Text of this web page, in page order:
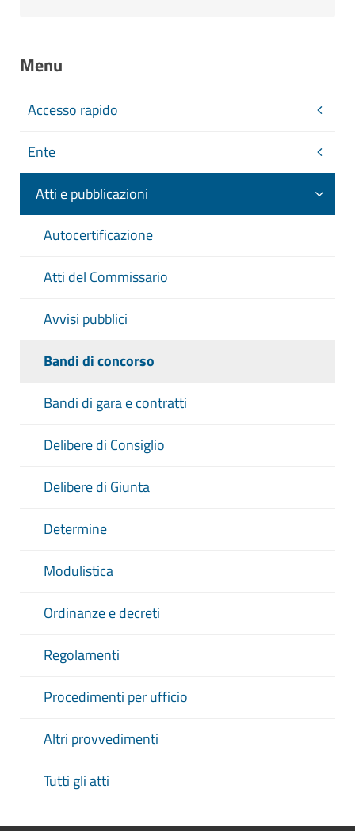
Menu
Accesso rapido
Ente
Atti e pubblicazioni
Autocertificazione
Atti del Commissario
Avvisi pubblici
Bandi di concorso
Bandi di gara e contratti
Delibere di Consiglio
Delibere di Giunta
Determine
Modulistica
Ordinanze e decreti
Regolamenti
Procedimenti per ufficio
Altri provvedimenti
Tutti gli atti